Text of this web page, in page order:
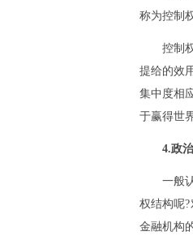
称为控制
控制
提给的效
集中度相
于赢得世
4.政
一般
权结构呢
金融机构